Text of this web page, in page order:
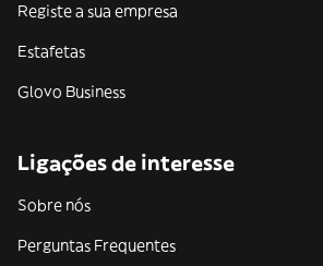
Registe a sua empresa
Estafetas
Glovo Business
Ligações de interesse
Sobre nós
Perguntas Frequentes